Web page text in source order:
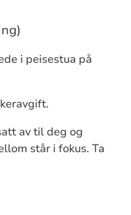
i peisestua på
av til deg og
står i fokus. Ta